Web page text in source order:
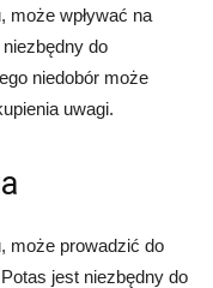
może wpływać na
do
niedobór może
uwagi.
może prowadzić do
jest niezbędny do